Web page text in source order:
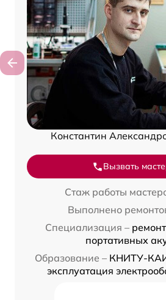
Константин
Вызвать
Стаж работы
Выполнено
Специализация –
портативных
Образование – КНИТУ-
эксплуатация